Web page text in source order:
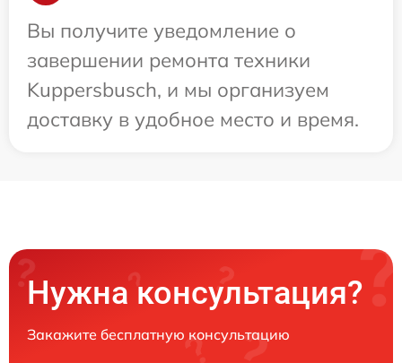
Вы получите уведомление о
завершении ремонта техники
Kuppersbusch, и мы организуем
доставку в удобное место и время.
Нужна консультация?
Закажите бесплатную консультацию